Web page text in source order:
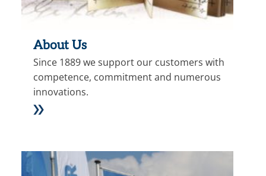
About Us
Since 1889 we support our customers with
competence, commitment and numerous
innovations.